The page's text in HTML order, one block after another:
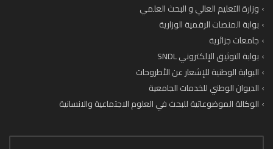
وزارة التعليم العالي و البحث العلمي
بوابة المنصات الرقمية الوزارية
جامعات جزائرية
بوابة التوثيق الإلكتروني SNDL
البوابة الوطنية للإشعار عن الأطروحات
الديوان الوطني للخدمات الجامعية
الوكالة الموضوعاتية للبحث في العلوم الاجتماعية والانسانية